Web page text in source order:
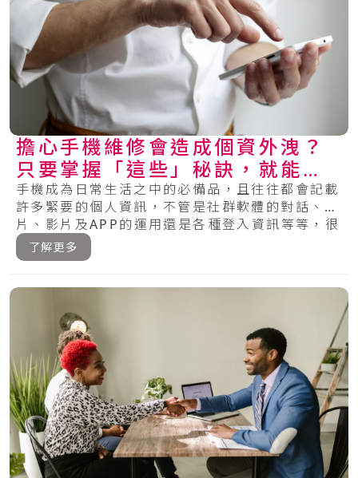
擔心手機維修會造成個資外洩？
只要掌握「這些」秘訣，就能保
護你的手機安全！
手機成為日常生活之中的必備品，且往往都會記載
許多緊要的個人資訊，不管是社群軟體的對話、相
片、影片及APP的運用還是各種登入資訊等等，很
多.....
了解更多